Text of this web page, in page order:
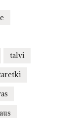
talvi